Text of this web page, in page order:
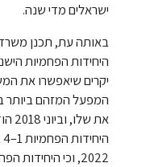
ישראלים מדי שנה.
באותה עת, תכנן
היחידות הפחמיות
יקרים שיאפשרו את
המפעל המזהם ביותר
את
2022, וכי